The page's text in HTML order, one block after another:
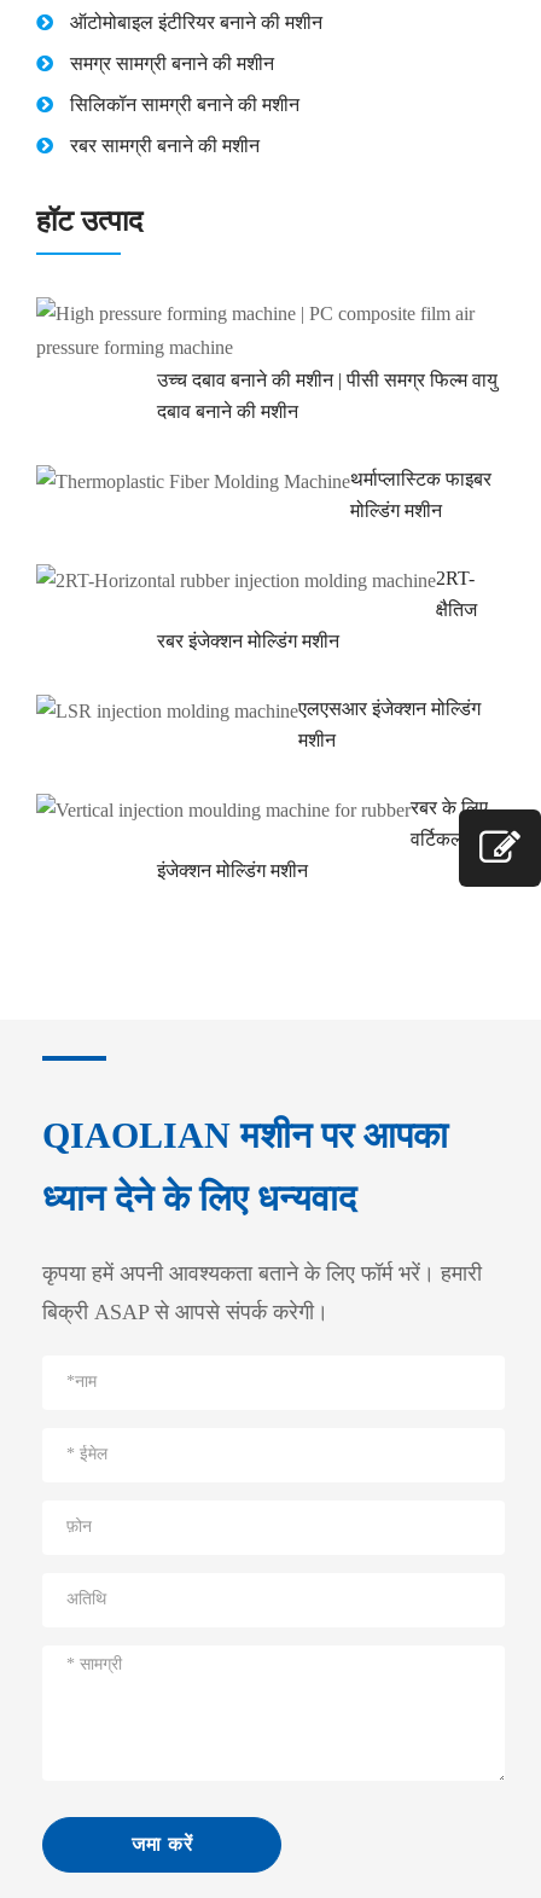
ऑटोमोबाइल इंटीरियर बनाने की मशीन
समग्र सामग्री बनाने की मशीन
सिलिकॉन सामग्री बनाने की मशीन
रबर सामग्री बनाने की मशीन
हॉट उत्पाद
उच्च दबाव बनाने की मशीन | पीसी समग्र फिल्म वायु
दबाव बनाने की मशीन
थर्माप्लास्टिक फाइबर
मोल्डिंग मशीन
2RT-
क्षैतिज
रबर इंजेक्शन मोल्डिंग मशीन
एलएसआर इंजेक्शन मोल्डिंग
मशीन
रबर के लिए
वर्टिकल
इंजेक्शन मोल्डिंग मशीन
QIAOLIAN मशीन पर आपका
ध्यान देने के लिए धन्यवाद
कृपया हमें अपनी आवश्यकता बताने के लिए फॉर्म भरें। हमारी
बिक्री ASAP से आपसे संपर्क करेगी।
जमा करें